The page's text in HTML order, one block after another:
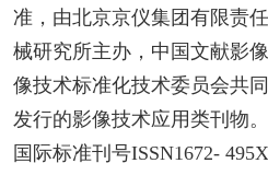
准，由北京京仪集团有限责
械研究所主办，中国文献影
像技术标准化技术委员会共
发行的影像技术应用类刊物
国际标准刊号ISSN1672-